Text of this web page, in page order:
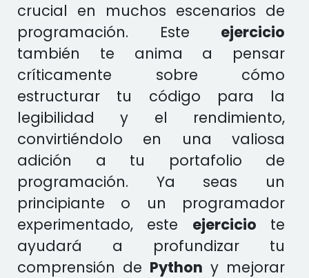
crucial en muchos escenarios de
programación. Este ejercicio
también te anima a pensar
críticamente sobre cómo
estructurar tu código para la
legibilidad y el rendimiento,
convirtiéndolo en una valiosa
adición a tu portafolio de
programación. Ya seas un
principiante o un programador
experimentado, este ejercicio te
ayudará a profundizar tu
comprensión de Python y mejorar